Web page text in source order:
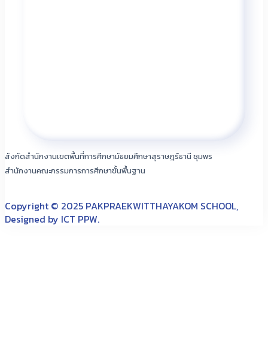
สังกัดสำนักงานเขตพื้นที่การศึกษามัธยมศึกษาสุราษฎร์ธานี ชุมพร
สำนักงานคณะกรรมการการศึกษาขั้นพื้นฐาน
Copyright © 2025 PAKPRAEKWITTHAYAKOM SCHOOL,
Designed by ICT PPW.